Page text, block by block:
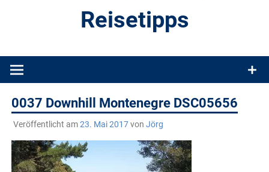
Reisetipps
Produkttests und Buchrezensionen. Ein Blog für alle, die gern
0037 Downhill Montenegre DSC05656
Veröffentlicht am23. Mai 2017von Jörg